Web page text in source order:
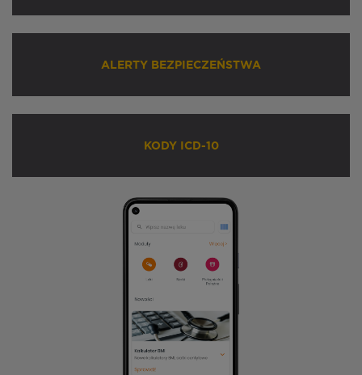
ALERTY BEZPIECZEŃSTWA
KODY ICD-10